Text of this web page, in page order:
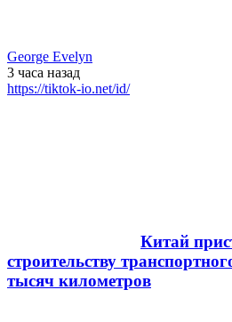
George Evelyn
3 часа назад
https://tiktok-io.net/id/
Китай
строительству
тысяч километров